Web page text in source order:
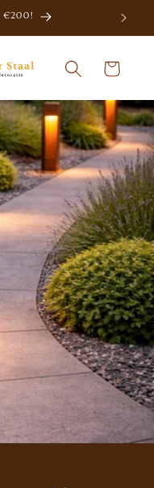
€200!
Winkelwagen